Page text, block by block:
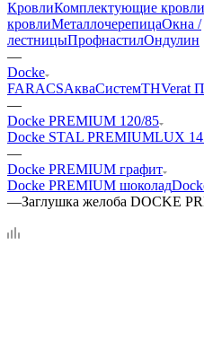
КровлиКомплектующие кровли
кровлиМеталлочерепицаОкна /
лестницыПрофнастилОндулин
—
Docke
FARACSАкваСистемТНVerat
—
Docke PREMIUM 120/85
Docke STAL PREMIUMLUX
—
Docke PREMIUM графит
Docke PREMIUM шоколад
—Заглушка желоба DOCKE